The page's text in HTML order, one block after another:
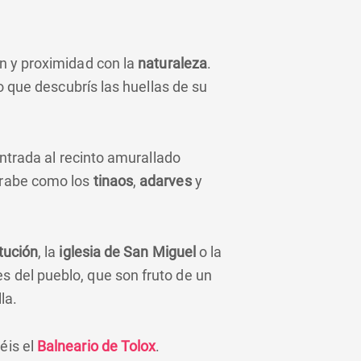
y proximidad con la naturaleza.
descubrís las huellas de su
al recinto amurallado
como los tinaos, adarvesy
, la iglesia de San Miguel o la
del pueblo, que son fruto de un
el Balneario de Tolox.